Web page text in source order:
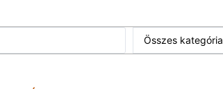
Összes kategória